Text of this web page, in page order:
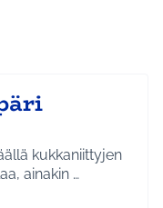
kukkaniittyjen
ainakin …